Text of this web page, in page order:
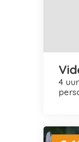
4 uur onbeperkt video's maken +